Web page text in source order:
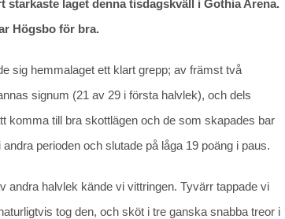
laget denna tisdagskväll i Gothia Arena.
Högsbo för bra.
sig hemmalaget ett klart grepp; av främst två
signum (21 av 29 i första halvlek), och dels
komma till bra skottlägen och de som skapades bar
perioden och slutade på låga 19 poäng i paus.
andra halvlek kände vi vittringen. Tyvärr tappade vi
tog den, och sköt i tre ganska snabba treor i